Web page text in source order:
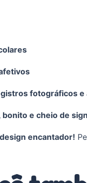
fotográficos e
e cheio de
encantador!